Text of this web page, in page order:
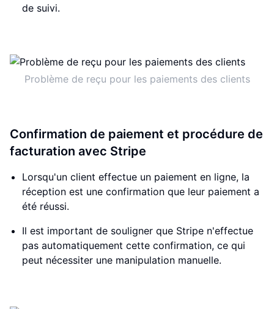
de suivi.
Problème de reçu pour les paiements des clients
Confirmation de paiement et procédure de
facturation avec Stripe
Lorsqu'un client effectue un paiement en ligne, la
réception est une confirmation que leur paiement a
été réussi.
Il est important de souligner que Stripe n'effectue
pas automatiquement cette confirmation, ce qui
peut nécessiter une manipulation manuelle.